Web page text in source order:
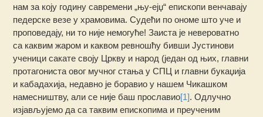
нам за коју годину савремени „њу-ејџ“ епископи венчавају
педерске везе у храмовима. Судећи по ономе што уче и
проповедају, ни то није немогуће! Заиста је невероватно
са каквим жаром и каквом ревношћу бивши Јустинови
ученици сакате своју Цркву и народ (jедан од њих, главни
протагониста овог мучног стања у СПЦ и главни букаџија
и кабадахија, недавно је боравио у нашем Чикашком
намесништву, али се није баш прославио[1]. Одлучно
изјављујемо да са таквим епископима и преученим